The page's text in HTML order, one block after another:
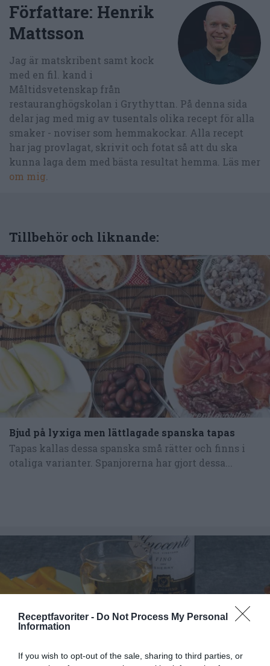
Receptfavoriter - Do Not Process My Personal
Information
If you wish to opt-out of the sale, sharing to third parties, or
Författare: Henrik
Mattsson
Jag är matskribent samt kock
med en fil. kand i
Måltidsvetenskap från
restauranghögskolan i Grythyttan. På denna sida
delar jag med mig av tusentals olika recept för alla
smaker - noviser som hemmakockar. Alla recept
har jag provlagat, skrivit och fotat så att du ska
kunna laga dem med bästa resultat hemma. Läs mer
om mig
Tillbehör och liknande:
Bjud på lyxiga men lättlagade spanska tapas
Tapas kallas dessa spanska små rätter och finns i
otaliga varianter. Spanjorerna har gjort dessa...